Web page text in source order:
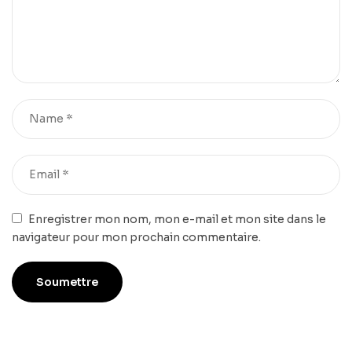
Enregistrer mon nom, mon e-mail et mon site dans le
navigateur pour mon prochain commentaire.